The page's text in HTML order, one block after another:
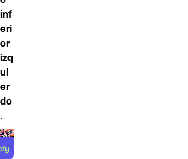
inf
eri
or
izq
ui
er
do
.